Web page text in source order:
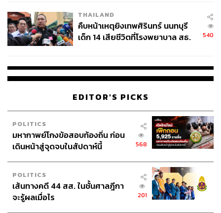
THAILAND
คืบหน้าเหตุยิงเทพศิรินทร์ นนทบุรี
เด็ก 14 เสียชีวิตที่โรงพยาบาล สธ.
540
EDITOR'S PICKS
POLITICS
มหากาพย์โกงข้อสอบท้องถิ่น ก่อน
เดินหน้าสู่จุดจบในสัปดาห์นี้
568
POLITICS
เส้นทางคดี 44 สส. ในชั้นศาลฎีกา
จะรู้ผลเมื่อไร
201